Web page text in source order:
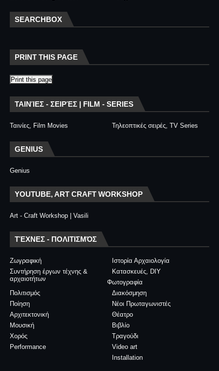
SEARCHBOX
PRINT THIS PAGE
Print this page
ΤΑΙΝΊΕΣ - ΣΕΙΡΈΣ | FILM - SERIES
Ταινίες, Film Movies Τηλεοπτικές σειρές, TV Series
GENIUS
Genius
YOUTUBE, ART CRAFT WORKSHOP
Art - Craft Workshop | Vasili
ΤΈΧΝΕΣ - ΠΟΛΙΤΙΣΜΌΣ
Ζωγραφική
Ιστορία Αρχαιολογία
Συντήρηση έργων τέχνης &
αρχαιοτήτων
Κατασκευές, DIY
Φωτογραφία
Διακόσμηση
Πολιτισμός
Νέοι Πρωταγωνιστές
Ποίηση
Θέατρο
Αρχιτεκτονική
Βιβλίο
Μουσική
Τραγούδι
Χορός
Video art
Performance
Installation